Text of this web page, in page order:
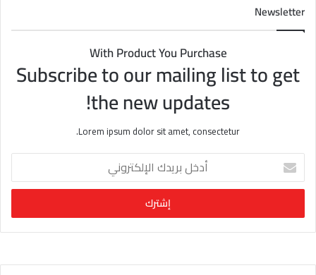
Newsletter
With Product You Purchase
Subscribe to our mailing list to get
the new updates!
Lorem ipsum dolor sit amet, consectetur.
خ
ب
ر
د